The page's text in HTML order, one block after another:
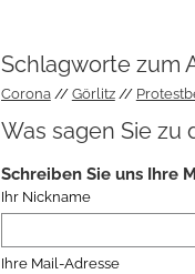
Schlagworte zum
Corona Görlitz
Was sagen Sie zu
Schreiben Sie uns Ihre
Ihr Nickname
Ihre Mail-Adresse